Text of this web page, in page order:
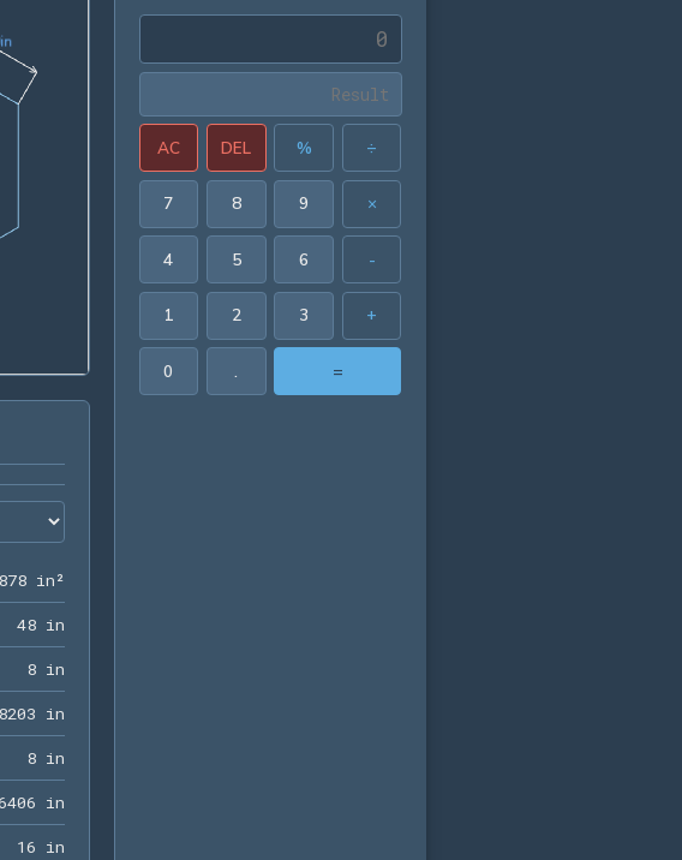
in8.0000in
878 in²166.276878 in²
48 in48 in
8 in8 in
203 in6.928203 in
8 in8 in
406 in13.856406 in
16 in16 in
AC DEL % ÷
7 8 9 ×
4 5 6 -
1 2 3 +
0 . =